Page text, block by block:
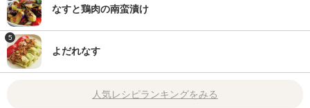
なすと鶏肉の南蛮漬け
5
よだれなす
人気レシピランキングをみる